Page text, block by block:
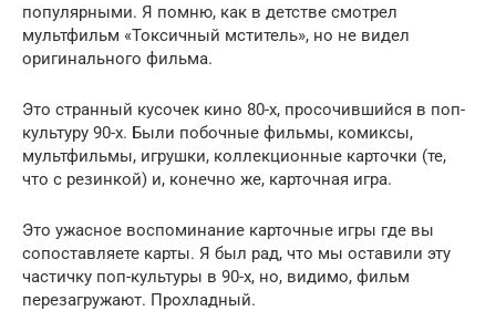
популярными. Я помню, как в детстве смотрел
мультфильм «Токсичный мститель», но не видел
оригинального фильма.
Это странный кусочек кино 80-х, просочившийся в поп-
культуру 90-х. Были побочные фильмы, комиксы,
мультфильмы, игрушки, коллекционные карточки (те,
что с резинкой) и, конечно же, карточная игра.
Это ужасное воспоминание карточные игры где вы
сопоставляете карты. Я был рад, что мы оставили эту
частичку поп-культуры в 90-х, но, видимо, фильм
перезагружают. Прохладный.